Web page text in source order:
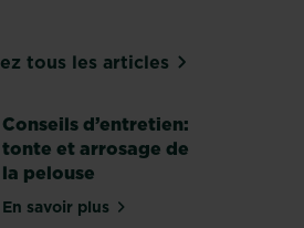
tous les articles
Conseils d’entretien:
tonte et arrosage de
la pelouse
En savoir plussur Conseils d’entretien: